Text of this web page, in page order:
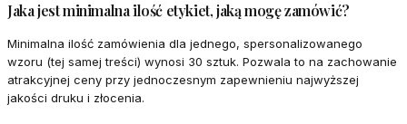
Jaka jest minimalna ilość etykiet, jaką mogę zamówić?
Minimalna ilość zamówienia dla jednego, spersonalizowanego
wzoru (tej samej treści) wynosi 30 sztuk. Pozwala to na zachowanie
atrakcyjnej ceny przy jednoczesnym zapewnieniu najwyższej
jakości druku i złocenia.